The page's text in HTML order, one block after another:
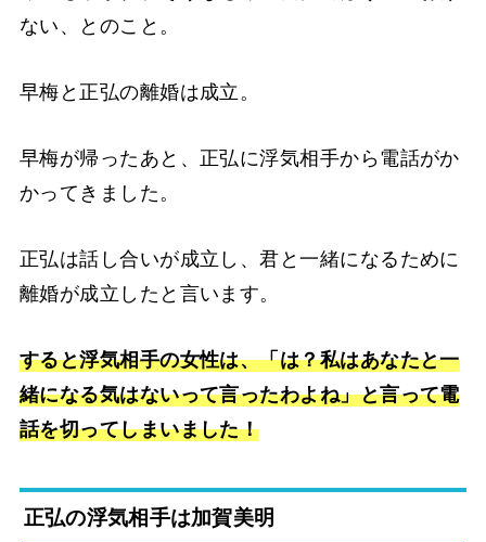
ない、とのこと。
早梅と正弘の離婚は成立。
早梅が帰ったあと、正弘に浮気相手から電話がか
かってきました。
正弘は話し合いが成立し、君と一緒になるために
離婚が成立したと言います。
すると浮気相手の女性は、「は？私はあなたと一
緒になる気はないって言ったわよね」と言って電
話を切ってしまいました！
正弘の浮気相手は加賀美明